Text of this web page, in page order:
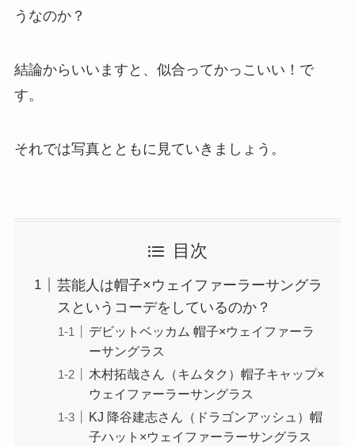
うなのか？
結論からいいますと、似合ってかっこいい！で
す。
それでは写真とともに見ていきましょう。
目次
芸能人は帽子×ウェイファーラーサングラ
スというコーデをしているのか？
デビットベッカム 帽子×ウェイファーラ
ーサングラス
木村拓哉さん（キムタク）帽子キャップ×
ウェイファーラーサングラス
KJ 降谷建志さん（ドラゴンアッシュ）帽
子ハット×ウェイファーラーサングラス